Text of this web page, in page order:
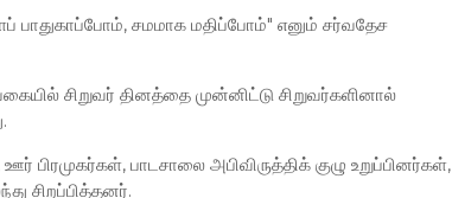
சமமாக மதிப்போம்" எனும் சர்வதேச
சிறுவர் தினத்தை முன்னிட்டு சிறுவர்களினால்
பாடசாலை அபிவிருத்திக் குழு உறுப்பினர்கள்,
சிறப்பித்தனர்.